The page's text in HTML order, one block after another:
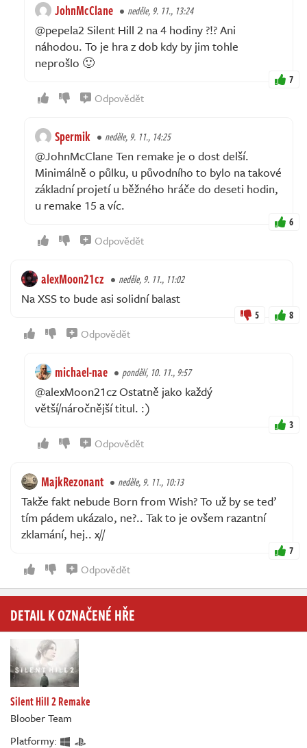
JohnMcClane neděle, 9. 11., 13:24
@pepela2 Silent Hill 2 na 4 hodiny ?!? Ani
náhodou. To je hra z dob kdy by jim tohle
neprošlo 🙂
7
Odpovědět
Spermik neděle, 9. 11., 14:25
@JohnMcClane Ten remake je o dost delší.
Minimálně o půlku, u původního to bylo na takové
základní projetí u běžného hráče do deseti hodin,
u remake 15 a víc.
6
Odpovědět
alexMoon21cz neděle, 9. 11., 11:02
Na XSS to bude asi solidní balast
5 8
Odpovědět
michael-nae pondělí, 10. 11., 9:57
@alexMoon21cz Ostatně jako každý
větší/náročnější titul. :)
3
Odpovědět
MajkRezonant neděle, 9. 11., 10:13
Takže fakt nebude Born from Wish? To už by se teď
tím pádem ukázalo, ne?.. Tak to je ovšem razantní
zklamání, hej.. x//
7
Odpovědět
DETAIL K OZNAČENÉ HŘE
Silent Hill 2 Remake
Bloober Team
Platformy: